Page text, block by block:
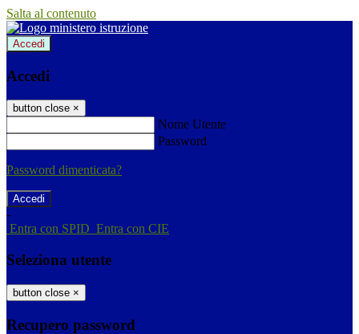
Salta al contenuto
Accedi
Accedi
button close ×
Nome Utente
Password
Password dimenticata?
-
Entra con SPID Entra con CIE
Seleziona utente
button close ×
Recupero password